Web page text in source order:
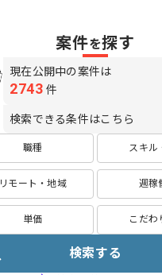
案件を探す
現在公開中の案件は
2743 件
検索できる条件はこちら
職種 スキル
リモート・地域 週稼
単価 こだわ
検索する